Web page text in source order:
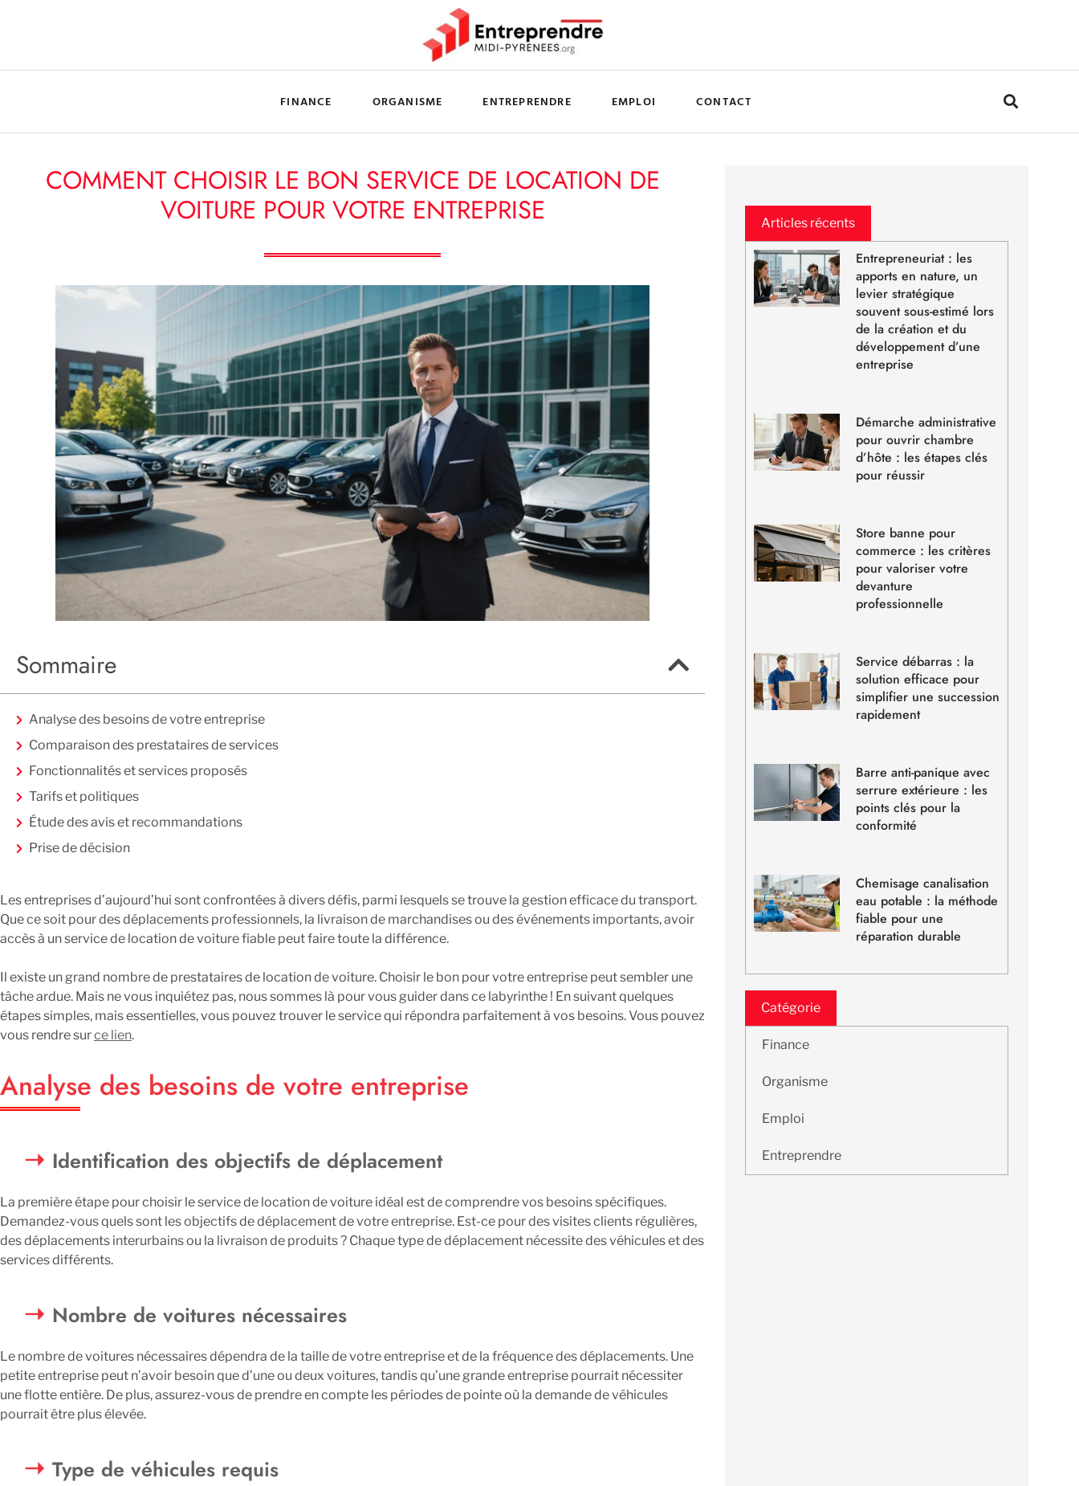
FINANCE ORGANISME ENTREPRENDRE EMPLOI CONTACT
COMMENT CHOISIR LE BON SERVICE DE LOCATION DE
VOITURE POUR VOTRE ENTREPRISE
Sommaire
Analyse des besoins de votre entreprise
Comparaison des prestataires de services
Fonctionnalités et services proposés
Tarifs et politiques
Étude des avis et recommandations
Prise de décision
Les entreprises d’aujourd’hui sont confrontées à divers défis, parmi lesquels se trouve la gestion efficace du transport.
Que ce soit pour des déplacements professionnels, la livraison de marchandises ou des événements importants, avoir
accès à un service de location de voiture fiable peut faire toute la différence.
Il existe un grand nombre de prestataires de location de voiture. Choisir le bon pour votre entreprise peut sembler une
tâche ardue. Mais ne vous inquiétez pas, nous sommes là pour vous guider dans ce labyrinthe ! En suivant quelques
étapes simples, mais essentielles, vous pouvez trouver le service qui répondra parfaitement à vos besoins. Vous pouvez
vous rendre surce lien.
Analyse des besoins de votre entreprise
Identification des objectifs de déplacement
La première étape pour choisir le service de location de voiture idéal est de comprendre vos besoins spécifiques.
Demandez-vous quels sont les objectifs de déplacement de votre entreprise. Est-ce pour des visites clients régulières,
des déplacements interurbains ou la livraison de produits ? Chaque type de déplacement nécessite des véhicules et des
services différents.
Nombre de voitures nécessaires
Le nombre de voitures nécessaires dépendra de la taille de votre entreprise et de la fréquence des déplacements. Une
petite entreprise peut n’avoir besoin que d’une ou deux voitures, tandis qu’une grande entreprise pourrait nécessiter
une flotte entière. De plus, assurez-vous de prendre en compte les périodes de pointe où la demande de véhicules
pourrait être plus élevée.
Type de véhicules requis
Articles récents
Entrepreneuriat : les
apports en nature, un
levier stratégique
souvent sous-estimé lors
de la création et du
développement d’une
entreprise
Démarche administrative
pour ouvrir chambre
d’hôte : les étapes clés
pour réussir
Store banne pour
commerce : les critères
pour valoriser votre
devanture
professionnelle
Service débarras : la
solution efficace pour
simplifier une succession
rapidement
Barre anti-panique avec
serrure extérieure : les
points clés pour la
conformité
Chemisage canalisation
eau potable : la méthode
fiable pour une
réparation durable
Catégorie
Finance
Organisme
Emploi
Entreprendre